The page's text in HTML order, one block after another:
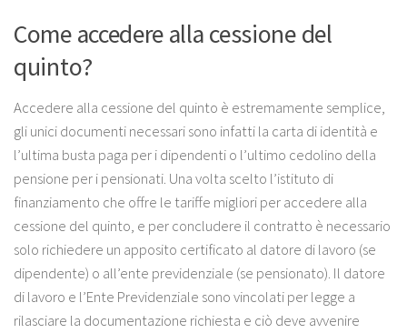
Come accedere alla cessione del
quinto?
Accedere alla cessione del quinto è estremamente semplice,
gli unici documenti necessari sono infatti la carta di identità e
l’ultima busta paga per i dipendenti o l’ultimo cedolino della
pensione per i pensionati. Una volta scelto l’istituto di
finanziamento che offre le tariffe migliori per accedere alla
cessione del quinto, e per concludere il contratto è necessario
solo richiedere un apposito certificato al datore di lavoro (se
dipendente) o all’ente previdenziale (se pensionato). Il datore
di lavoro e l’Ente Previdenziale sono vincolati per legge a
rilasciare la documentazione richiesta e ciò deve avvenire